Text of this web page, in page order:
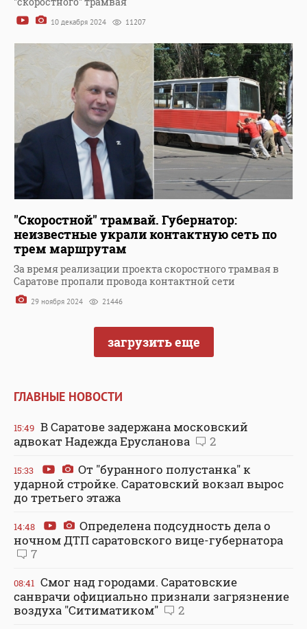
10 декабря 2024 11207
"Скоростной" трамвай. Губернатор:
неизвестные украли контактную сеть по
трем маршрутам
За время реализации проекта скоростного трамвая в
Саратове пропали провода контактной сети
29 ноября 2024 21446
загрузить еще
ГЛАВНЫЕ НОВОСТИ
15:49 В Саратове задержана московский
адвокат Надежда Ерусланова
2
15:33
От "буранного полустанка" к
ударной стройке. Саратовский вокзал вырос
до третьего этажа
14:48
Определена подсудность дела о
ночном ДТП саратовского вице-губернатора
7
08:41 Смог над городами. Саратовские
санврачи официально признали загрязнение
воздуха "Ситиматиком"
2